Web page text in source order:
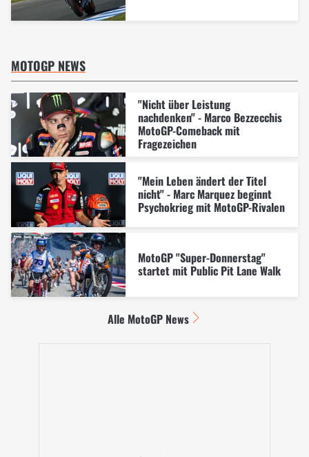
MOTOGP NEWS
"Nicht über Leistung
nachdenken" - Marco Bezzecchis
MotoGP-Comeback mit
Fragezeichen
"Mein Leben ändert der Titel
nicht" - Marc Marquez beginnt
Psychokrieg mit MotoGP-Rivalen
MotoGP "Super-Donnerstag"
startet mit Public Pit Lane Walk
Alle MotoGP News